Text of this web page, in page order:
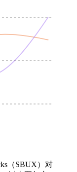
（SBUX）对